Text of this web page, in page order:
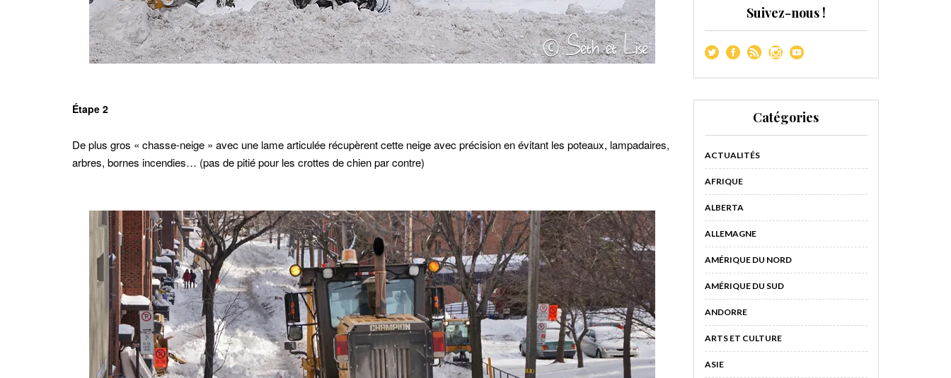
Étape 2
De plus gros « chasse-neige » avec une lame articulée récupèrent cette neige avec précision en évitant les poteaux, lampadaires,
arbres, bornes incendies… (pas de pitié pour les crottes de chien par contre)
Suivez-nous !
Catégories
ACTUALITÉS
AFRIQUE
ALBERTA
ALLEMAGNE
AMÉRIQUE DU NORD
AMÉRIQUE DU SUD
ANDORRE
ARTS ET CULTURE
ASIE